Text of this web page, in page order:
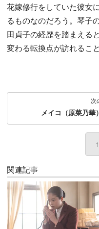
花嫁修行をしていた彼女
るものなのだろう。琴子
田貞子の経歴を踏まえる
変わる転換点が訪れるこ
次
メイコ（原菜乃華
1
関連記事